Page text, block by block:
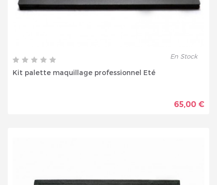
En Stock
Kit palette maquillage professionnel Eté
65,00 €